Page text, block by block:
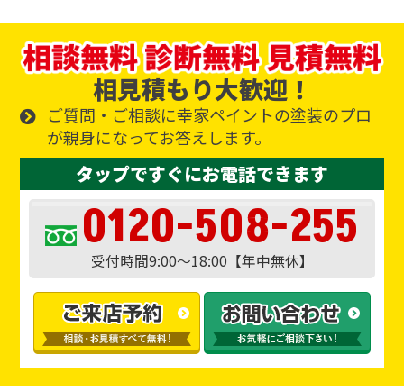
相見積もり大歓迎！
ご質問・ご相談に幸家ペイントの塗装のプロ
が親身になってお答えします。
タップですぐにお電話できます
0120-508-255
受付時間9:00～18:00【年中無休】